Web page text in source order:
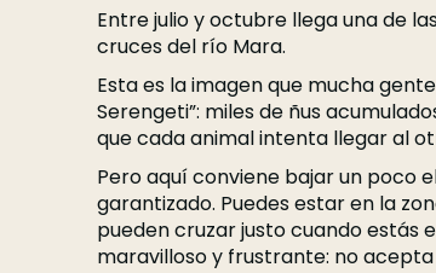
Entre julio y octubre llega una de
cruces del río Mara.
Esta es la imagen que mucha
Serengeti”: miles de ñus
que cada animal intenta llegar al
Pero aquí conviene bajar un poco
garantizado. Puedes estar en la
pueden cruzar justo cuando estás
maravilloso y frustrante: no